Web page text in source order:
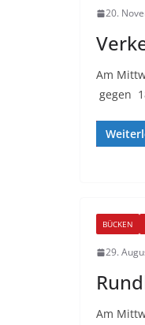
20.
Am
gegen
BÜCKEN
29.
Am